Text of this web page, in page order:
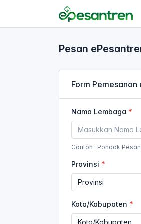
Pesan
Form
Nama Lembaga
Contoh : Pondok
Provinsi
Kota/Kabupaten